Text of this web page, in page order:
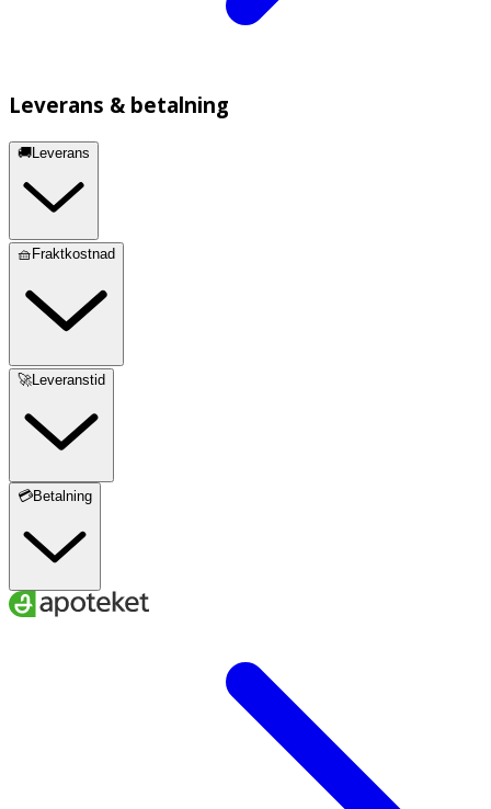
Leverans & betalning
🚚Leverans
🧺Fraktkostnad
🚀Leveranstid
💳Betalning